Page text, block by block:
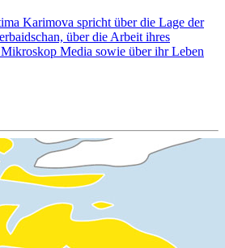
Karimova spricht über die Lage der
über die Arbeit ihres
Media sowie über ihr Leben